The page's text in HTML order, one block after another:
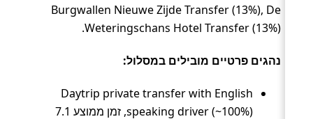
Burgwallen Nieuwe Zijde Transfer (13%), De
Weteringschans Hotel Transfer (13%).
נהגים פרטיים מובילים במסלול:
Daytrip private transfer with English
speaking driver (~100%), זמן ממוצע 7.1